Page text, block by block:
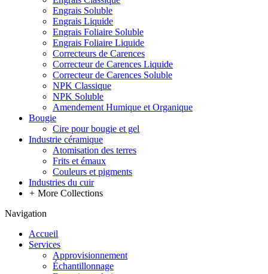
Engrais Soluble
Engrais Liquide
Engrais Foliaire Soluble
Engrais Foliaire Liquide
Correcteurs de Carences
Correcteur de Carences Liquide
Correcteur de Carences Soluble
NPK Classique
NPK Soluble
Amendement Humique et Organique
Bougie
Cire pour bougie et gel
Industrie céramique
Atomisation des terres
Frits et émaux
Couleurs et pigments
Industries du cuir
+ More Collections
Navigation
Accueil
Services
Approvisionnement
Échantillonnage